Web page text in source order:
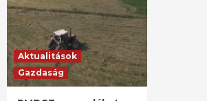
Aktualitások
Gazdaság